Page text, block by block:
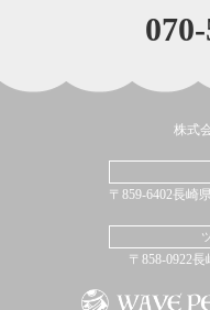
株式
〒859-6402長崎
〒858-0922